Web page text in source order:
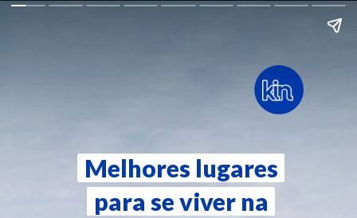
Melhores lugares
para se viver na
Melhores lugares
para se viver na